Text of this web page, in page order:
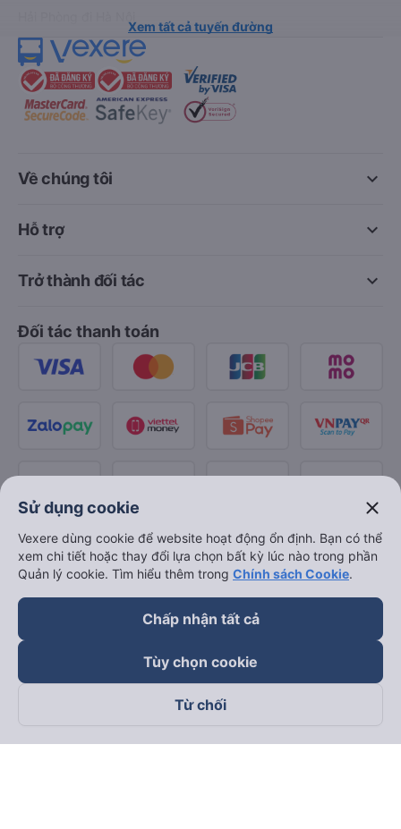
Xem tất cả tuyến đường
keyboard_arrow_down
Về chúng tôi
keyboard_arrow_down
Hỗ trợ
keyboard_arrow_down
Trở thành đối tác
Đối tác thanh toán
Theo dõi chúng tôi trên
Sử dụng cookie close
Vexere dùng cookie để website hoạt động ổn định. Bạn có thể
xem chi tiết hoặc thay đổi lựa chọn bất kỳ lúc nào trong phần
Quản lý cookie. Tìm hiểu thêm trong Chính sách Cookie.
Chấp nhận tất cả
Tùy chọn cookie
Từ chối